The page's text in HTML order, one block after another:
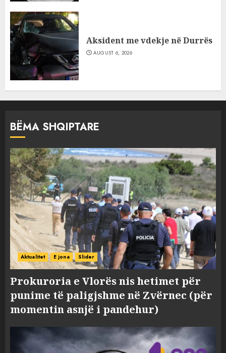
Aksident me vdekje në Durrës
AUGUST 6, 2026
BËMA SHQIPTARE
Aktualitet E jona Slider
Prokuroria e Vlorës nis hetimet për
punime të paligjshme në Zvërnec (për
momentin asnjë i pandehur)